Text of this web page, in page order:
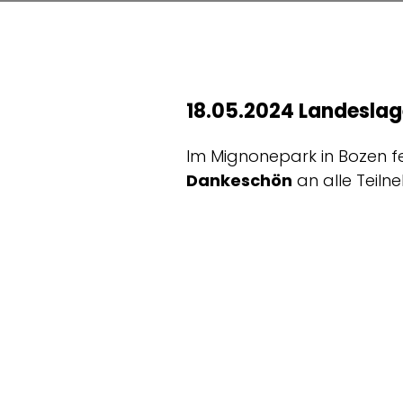
18.05.2024
Im Mignonepark in Bozen
Dankeschön an alle